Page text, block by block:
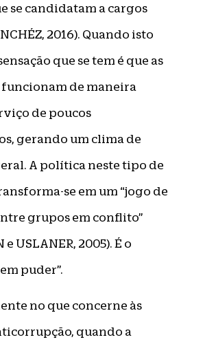
se candidatam a cargos
2016). Quando isto
que se tem é que as
de maneira
de poucos
gerando um clima de
A política neste tipo de
se em um “jogo de
grupos em conflito”
e USLANER, 2005). É o
puder”.
no que concerne às
quando a